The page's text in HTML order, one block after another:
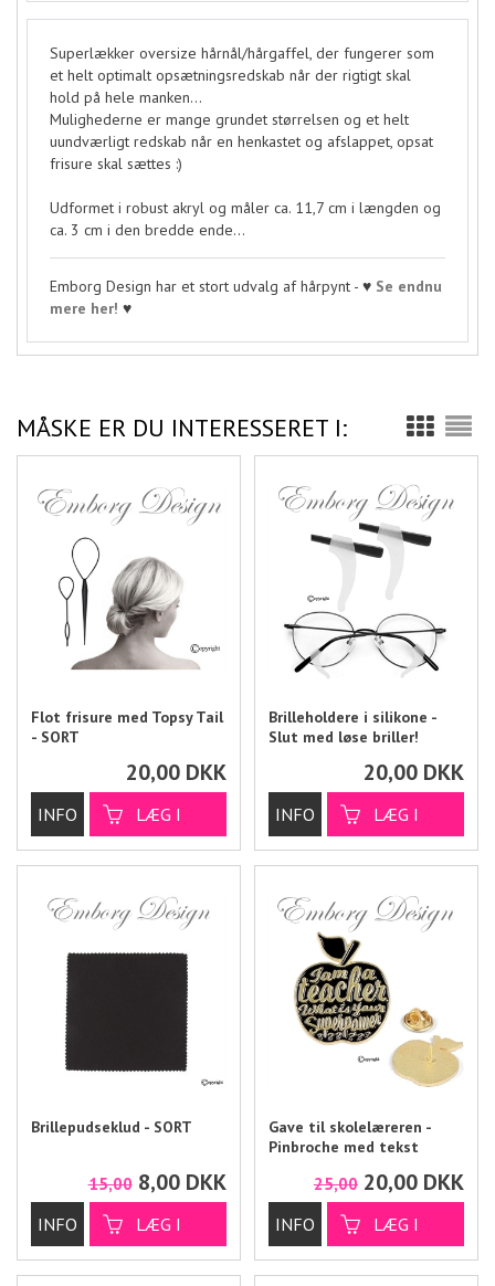
Superlækker oversize hårnål/hårgaffel, der fungerer som
et helt optimalt opsætningsredskab når der rigtigt skal
hold på hele manken...
Mulighederne er mange grundet størrelsen og et helt
uundværligt redskab når en henkastet og afslappet, opsat
frisure skal sættes :)
Udformet i robust akryl og måler ca. 11,7 cm i længden og
ca. 3 cm i den bredde ende...
Emborg Design har et stort udvalg af hårpynt - ♥ Se endnu
mere her! ♥
MÅSKE ER DU INTERESSERET I:
Flot frisure med Topsy Tail
- SORT
20,00 DKK
Brilleholdere i silikone -
Slut med løse briller!
20,00 DKK
Brillepudseklud - SORT
15,00 8,00 DKK
Gave til skolelæreren -
Pinbroche med tekst
25,00 20,00 DKK